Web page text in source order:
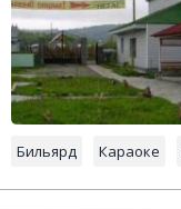
Бильярд Караоке